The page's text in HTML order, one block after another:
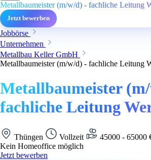
Metallbaumeister (m/w/d) - fachliche Leitung
Jetzt bewerben
Jobbörse
Unternehmen
Metallbau Keller GmbH
Metallbaumeister (m/w/d) - fachliche Leitung
Metallbaumeister
fachliche Leitung
Thüngen Vollzeit
45000 - 65000
Kein Homeoffice möglich
Jetzt bewerben